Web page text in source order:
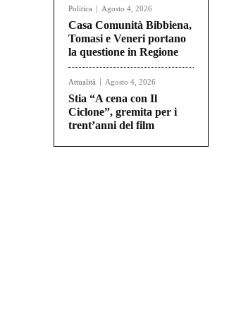
Politica Agosto 4, 2026
Casa Comunità Bibbiena,
Tomasi e Veneri portano
la questione in Regione
Attualità Agosto 4, 2026
Stia “A cena con Il
Ciclone”, gremita per i
trent’anni del film